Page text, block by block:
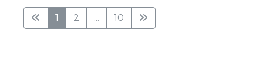
1 2 ... 10